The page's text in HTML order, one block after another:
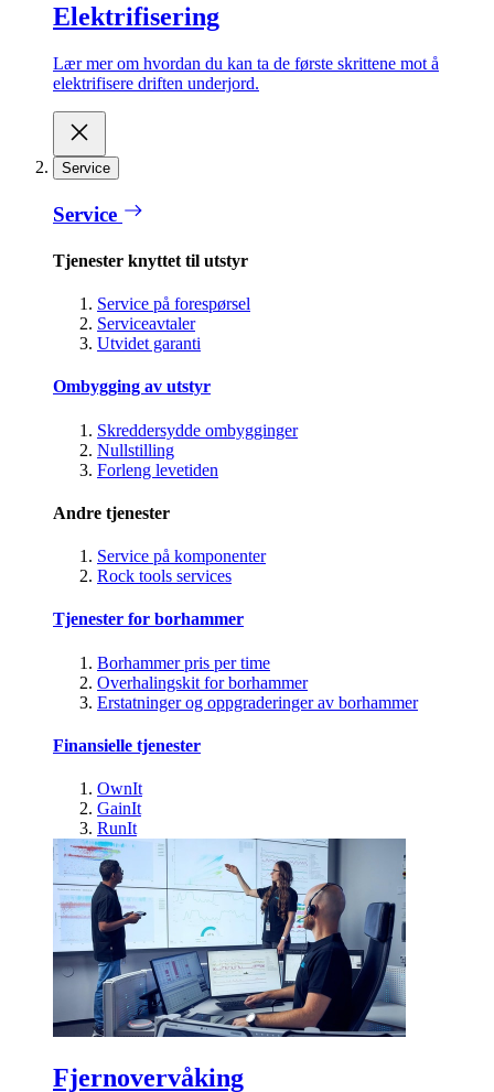
Elektrifisering
Lær mer om hvordan du kan ta de første skrittene mot å
elektrifisere driften underjord.
Service
Service
Tjenester knyttet til utstyr
Service på forespørsel
Serviceavtaler
Utvidet garanti
Ombygging av utstyr
Skreddersydde ombygginger
Nullstilling
Forleng levetiden
Andre tjenester
Service på komponenter
Rock tools services
Tjenester for borhammer
Borhammer pris per time
Overhalingskit for borhammer
Erstatninger og oppgraderinger av borhammer
Finansielle tjenester
OwnIt
GainIt
RunIt
Fjernovervåking